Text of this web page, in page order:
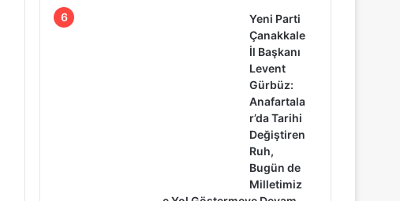
Yeni Parti
Çanakkale
İl Başkanı
Levent
Gürbüz:
Anafartala
r’da Tarihi
Değiştiren
Ruh,
Bugün de
Milletimiz